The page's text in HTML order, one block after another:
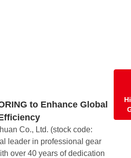
to Enhance Global
Co., Ltd. (stock code:
leader in professional gear
over 40 years of dedication